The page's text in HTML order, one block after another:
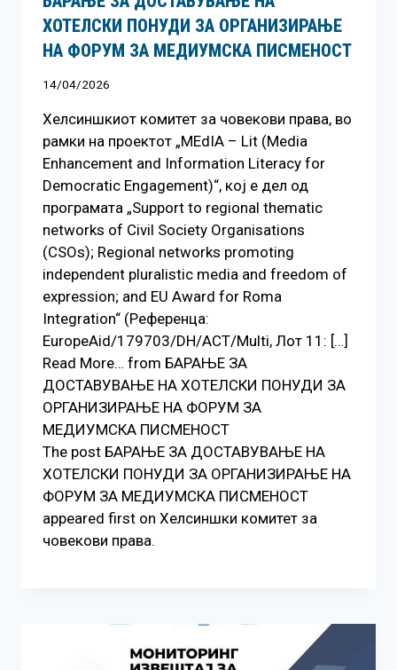
ХОТЕЛСКИ ПОНУДИ ЗА ОРГАНИЗИРАЊЕ
НА ФОРУМ ЗА МЕДИУМСКА ПИСМЕНОСТ
14/04/2026
Хелсиншкиот комитет за човекови права, во
рамки на проектот „MEdIA – Lit (Media
Enhancement and Information Literacy for
Democratic Engagement)“, кој е дел од
програмата „Support to regional thematic
networks of Civil Society Organisations
(CSOs); Regional networks promoting
independent pluralistic media and freedom of
expression; and EU Award for Roma
Integration“ (Референца:
EuropeAid/179703/DH/ACT/Multi, Лот 11: […]
Read More… from БАРАЊЕ ЗА
ДОСТАВУВАЊЕ НA ХОТЕЛСКИ ПОНУДИ ЗА
ОРГАНИЗИРАЊЕ НА ФОРУМ ЗА
МЕДИУМСКА ПИСМЕНОСТ
The post БАРАЊЕ ЗА ДОСТАВУВАЊЕ НA
ХОТЕЛСКИ ПОНУДИ ЗА ОРГАНИЗИРАЊЕ НА
ФОРУМ ЗА МЕДИУМСКА ПИСМЕНОСТ
appeared first on Хелсиншки комитет за
човекови права.